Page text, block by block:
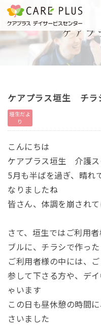
こんな方に
おすすめ
一日体験
ケアプラス垣生 チラ
垣生だよ
り
こんにちは
ケアプラス垣生 介護ス
5月も半ばを過ぎ、晴れ
なりましたね
皆さん、体調を崩され
さて、垣生ではご利用
ブルに、チラシで作っ
ご利用者様の中には、
参して下さる方や、デ
ゃいます
この日も昼休憩の時間
さいました